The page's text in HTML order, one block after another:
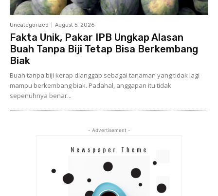
Uncategorized August 5, 2026
Fakta Unik, Pakar IPB Ungkap Alasan
Buah Tanpa Biji Tetap Bisa Berkembang
Biak
Buah tanpa biji kerap dianggap sebagai tanaman yang tidak lagi
mampu berkembang biak. Padahal, anggapan itu tidak
sepenuhnya benar...
- Advertisement -